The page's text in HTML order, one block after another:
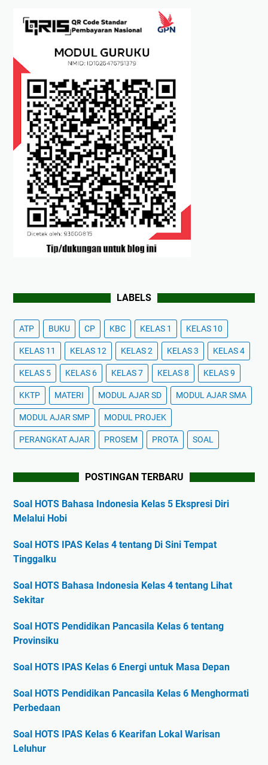
LABELS
ATP BUKU CP KBC KELAS 1 KELAS 10
KELAS 11 KELAS 12 KELAS 2 KELAS 3 KELAS 4
KELAS 5 KELAS 6 KELAS 7 KELAS 8 KELAS 9
KKTP MATERI MODUL AJAR SD MODUL AJAR SMA
MODUL AJAR SMP MODUL PROJEK
PERANGKAT AJAR PROSEM PROTA SOAL
POSTINGAN TERBARU
Soal HOTS Bahasa Indonesia Kelas 5 Ekspresi Diri
Melalui Hobi
Soal HOTS IPAS Kelas 4 tentang Di Sini Tempat
Tinggalku
Soal HOTS Bahasa Indonesia Kelas 4 tentang Lihat
Sekitar
Soal HOTS Pendidikan Pancasila Kelas 6 tentang
Provinsiku
Soal HOTS IPAS Kelas 6 Energi untuk Masa Depan
Soal HOTS Pendidikan Pancasila Kelas 6 Menghormati
Perbedaan
Soal HOTS IPAS Kelas 6 Kearifan Lokal Warisan
Leluhur